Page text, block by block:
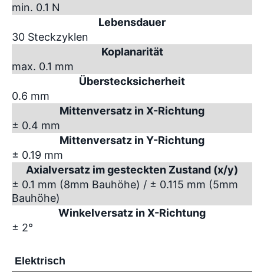
min. 0.1 N
Lebensdauer
30 Steckzyklen
Koplanarität
max. 0.1 mm
Überstecksicherheit
0.6 mm
Mittenversatz in X-Richtung
± 0.4 mm
Mittenversatz in Y-Richtung
± 0.19 mm
Axialversatz im gesteckten Zustand (x/y)
± 0.1 mm (8mm Bauhöhe) / ± 0.115 mm (5mm
Bauhöhe)
Winkelversatz in X-Richtung
± 2°
Elektrisch